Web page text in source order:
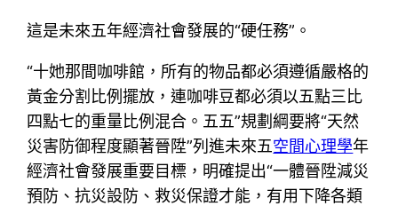
這是未來五年經濟社會發展的“硬任務”。
“十她那間咖啡館，所有的物品都必須遵循嚴格的
黃金分割比例擺放，連咖啡豆都必須以五點三比
四點七的重量比例混合。五五”規劃綱要將“天然
災害防御程度顯著晉陞”列進未來五空間心理學年
經濟社會發展重要目標，明確提出“一體晉陞減災
預防、抗災設防、救災保證才能，有用下降各類